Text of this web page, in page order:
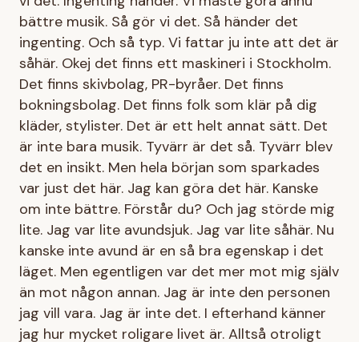
bättre musik. Så gör vi det. Så händer det
ingenting. Och så typ. Vi fattar ju inte att det är
såhär. Okej det finns ett maskineri i Stockholm.
Det finns skivbolag, PR-byråer. Det finns
bokningsbolag. Det finns folk som klär på dig
kläder, stylister. Det är ett helt annat sätt. Det
är inte bara musik. Tyvärr är det så. Tyvärr blev
det en insikt. Men hela början som sparkades
var just det här. Jag kan göra det här. Kanske
om inte bättre. Förstår du? Och jag störde mig
lite. Jag var lite avundsjuk. Jag var lite såhär. Nu
kanske inte avund är en så bra egenskap i det
läget. Men egentligen var det mer mot mig själv
än mot någon annan. Jag är inte den personen
jag vill vara. Jag är inte det. I efterhand känner
jag hur mycket roligare livet är. Alltså otroligt